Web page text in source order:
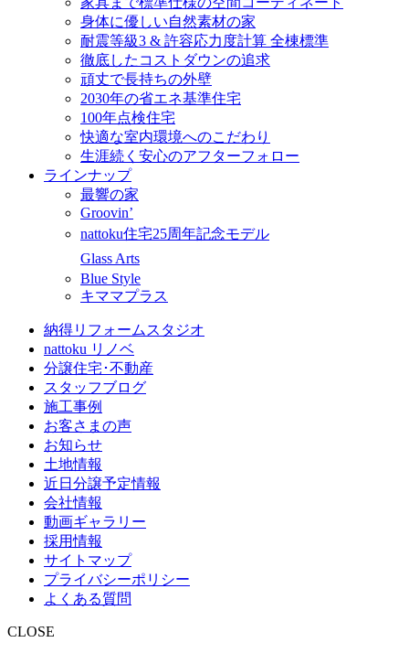
身体に優しい自然素材の家
耐震等級3 & 許容応力度計算 全棟標準
徹底したコストダウンの追求
頑丈で長持ちの外壁
2030年の省エネ基準住宅
100年点検住宅
快適な室内環境へのこだわり
生涯続く安心のアフターフォロー
ラインナップ
最響の家
Groovin’
nattoku住宅25周年記念モデル
Glass Arts
Blue Style
キママプラス
納得リフォームスタジオ
nattoku リノベ
分譲住宅･不動産
スタッフブログ
施工事例
お客さまの声
お知らせ
土地情報
近日分譲予定情報
会社情報
動画ギャラリー
採用情報
サイトマップ
プライバシーポリシー
よくある質問
CLOSE